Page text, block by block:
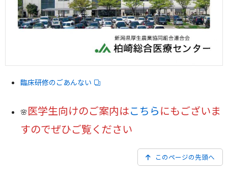
臨床研修のごあんない
🌸医学生向けのご案内はこちらにもございま
すのでぜひご覧ください
このページの先頭へ